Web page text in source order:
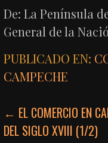
De: La Península
General de la
PUBLICADO EN:
CAMPECHE
← EL COMERCIO EN
DEL SIGLO XVIII (1/2)